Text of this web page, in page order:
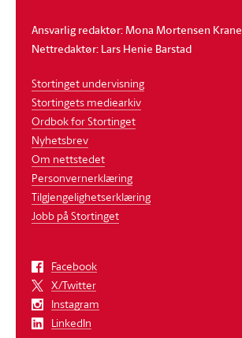
Ansvarlig redaktør: Mona Mortensen Krane
Nettredaktør: Lars Henie Barstad
Stortinget undervisning
Stortingets mediearkiv
Ordbok for Stortinget
Nyhetsbrev
Om nettstedet
Personvernerklæring
Tilgjengelighetserklæring
Jobb på Stortinget
Facebook
X/Twitter
Instagram
LinkedIn